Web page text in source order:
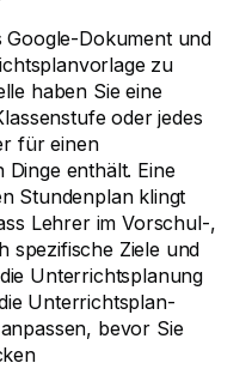
Google-Dokument und
zu
haben Sie eine
oder jedes
für einen
enthält. Eine
Stundenplan klingt
Lehrer im Vorschul-,
spezifische Ziele und
Unterrichtsplanung
Unterrichtsplan-
bevor Sie